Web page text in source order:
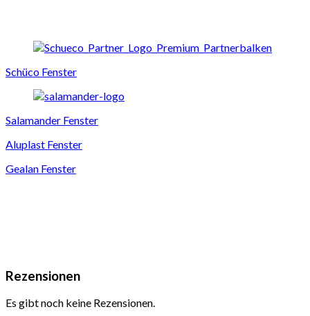
Schüco Fenster
Salamander Fenster
Aluplast Fenster
Gealan Fenster
Rezensionen
Es gibt noch keine Rezensionen.